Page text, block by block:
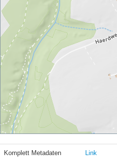
Komplett Metadaten Link